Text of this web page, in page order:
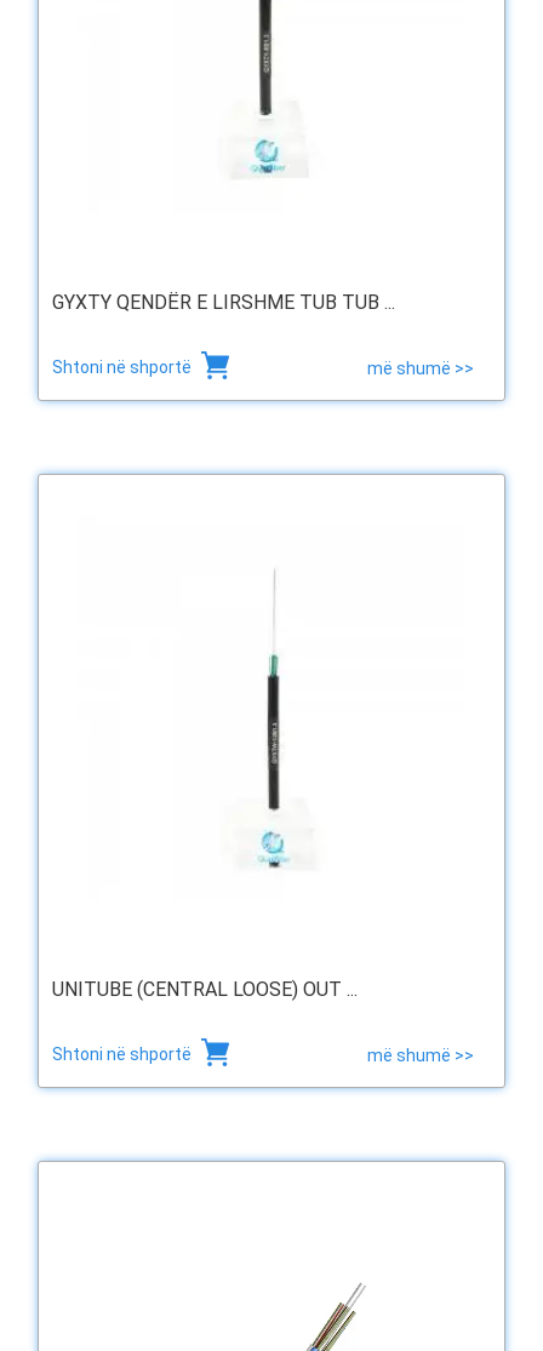
GYXTY QENDËR E LIRSHME TUB TUB ...
Shtoni në shportë më shumë >>
UNITUBE (CENTRAL LOOSE) OUT ...
Shtoni në shportë më shumë >>